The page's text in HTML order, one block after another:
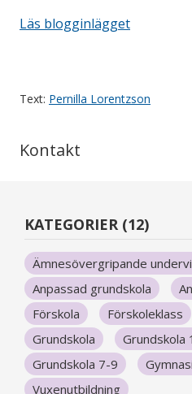
Läs blogginlägget
Text: Pernilla Lorentzson
Kontakt
KATEGORIER (12)
Ämnesövergripande
Anpassad grundskola
Förskola
Förskoleklass
Grundskola
Grundskola
Grundskola 7-9
Vuxenutbildning